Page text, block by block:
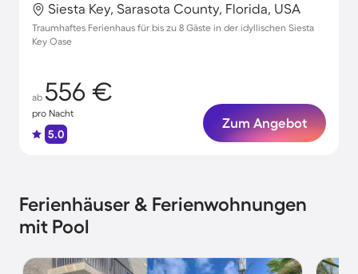
Siesta Key, Sarasota County, Florida, USA
Traumhaftes Ferienhaus für bis zu 8 Gäste in der idyllischen Siesta
Key Oase
ab 556 €
pro Nacht
5.0
Zum Angebot
Ferienhäuser & Ferienwohnungen
mit Pool